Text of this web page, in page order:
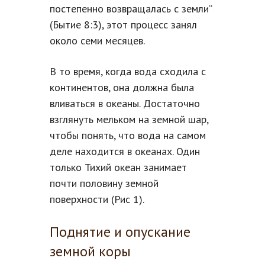
постепенно возвращалась с земли”
(Бытие 8:3), этот процесс занял
около семи месяцев.
В то время, когда вода сходила с
континентов, она должна была
вливаться в океаны. Достаточно
взглянуть мельком на земной шар,
чтобы понять, что вода на самом
деле находится в океанах. Один
только Тихий океан занимает
почти половину земной
поверхности (Рис 1).
Поднятие и опускание
земной коры